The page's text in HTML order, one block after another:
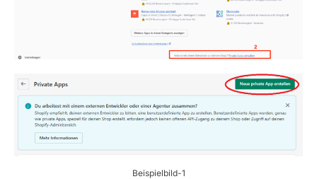
Beispielbild-1